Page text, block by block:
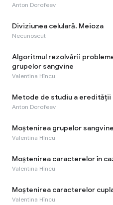
Anton Dorofeev
Diviziunea celulară. Meioza
Necunoscut
Algoritmul rezolvării
grupelor sangvine
Valentina Hîncu
Metode de studiu a eredității
Anton Dorofeev
Moștenirea grupelor sangvine
Valentina Hîncu
Moștenirea caracterelor în
Valentina Hîncu
Moștenirea caracterelor
Valentina Hîncu